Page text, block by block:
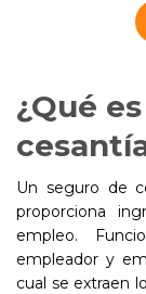
¿Qué
Un seguro de
proporciona
empleo.
empleador y
cual se extraen